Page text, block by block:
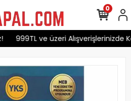
999TL ve üzeri Alışverişlerinizde
0